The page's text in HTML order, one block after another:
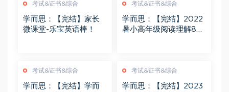
考试&证书&综合
学而思：【完结】家长
微课堂-乐宝英语棒！
考试&证书&综合
学而思：【完结】2022
暑小高年级阅读理解8大
考试&证书&综合
学而思：【完结】学而
考试&证书&综合
学而思：【完结】2023